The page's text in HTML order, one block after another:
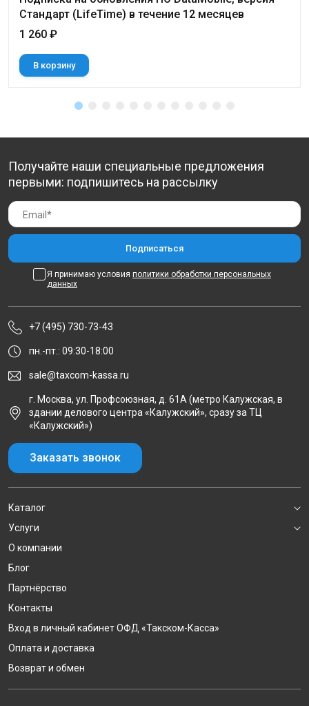
Стандарт (LifeTime) в течение 12 месяцев
1 260 ₽
В корзину
Получайте наши специальные предложения
первыми: подпишитесь на рассылку
Я принимаю условия политики обработки персональных
данных
+7 (495) 730-73-43
пн.-пт.: 09:30-18:00
sale@taxcom-kassa.ru
г. Москва, ул. Профсоюзная, д. 61А (метро Калужская, в
здании делового центра «Калужский», сразу за ТЦ
«Калужский»)
Заказать звонок
Каталог
Услуги
О компании
Блог
Партнёрство
Контакты
Вход в личный кабинет ОФД «Такском-Касса»
Оплата и доставка
Возврат и обмен